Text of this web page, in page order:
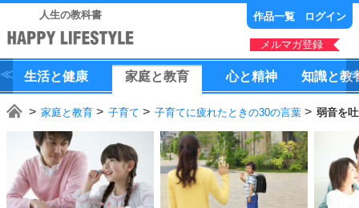
人生の教科書 作品一覧 ログイン
メルマガ登録
生活と健康 家庭と教育 心と精神 知識と教
家庭と教育 子育て 子育てに疲れたときの30の言葉 弱音を